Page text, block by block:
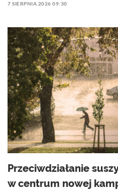
7 SIERPNIA 2026 09:30
Przeciwdziałanie
w centrum nowej